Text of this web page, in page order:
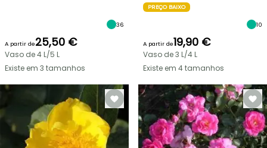
36
A partir de25,50 €
Vaso de 4 L/5 L
Existe em 3 tamanhos
PREÇO BAIXO
10
A partir de19,90 €
Vaso de 3 L/4 L
Existe em 4 tamanhos